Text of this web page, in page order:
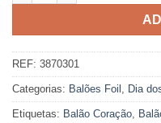
REF: 3870301
Categorias: Balões Foil , Dia
Etiquetas: Balão Coração,